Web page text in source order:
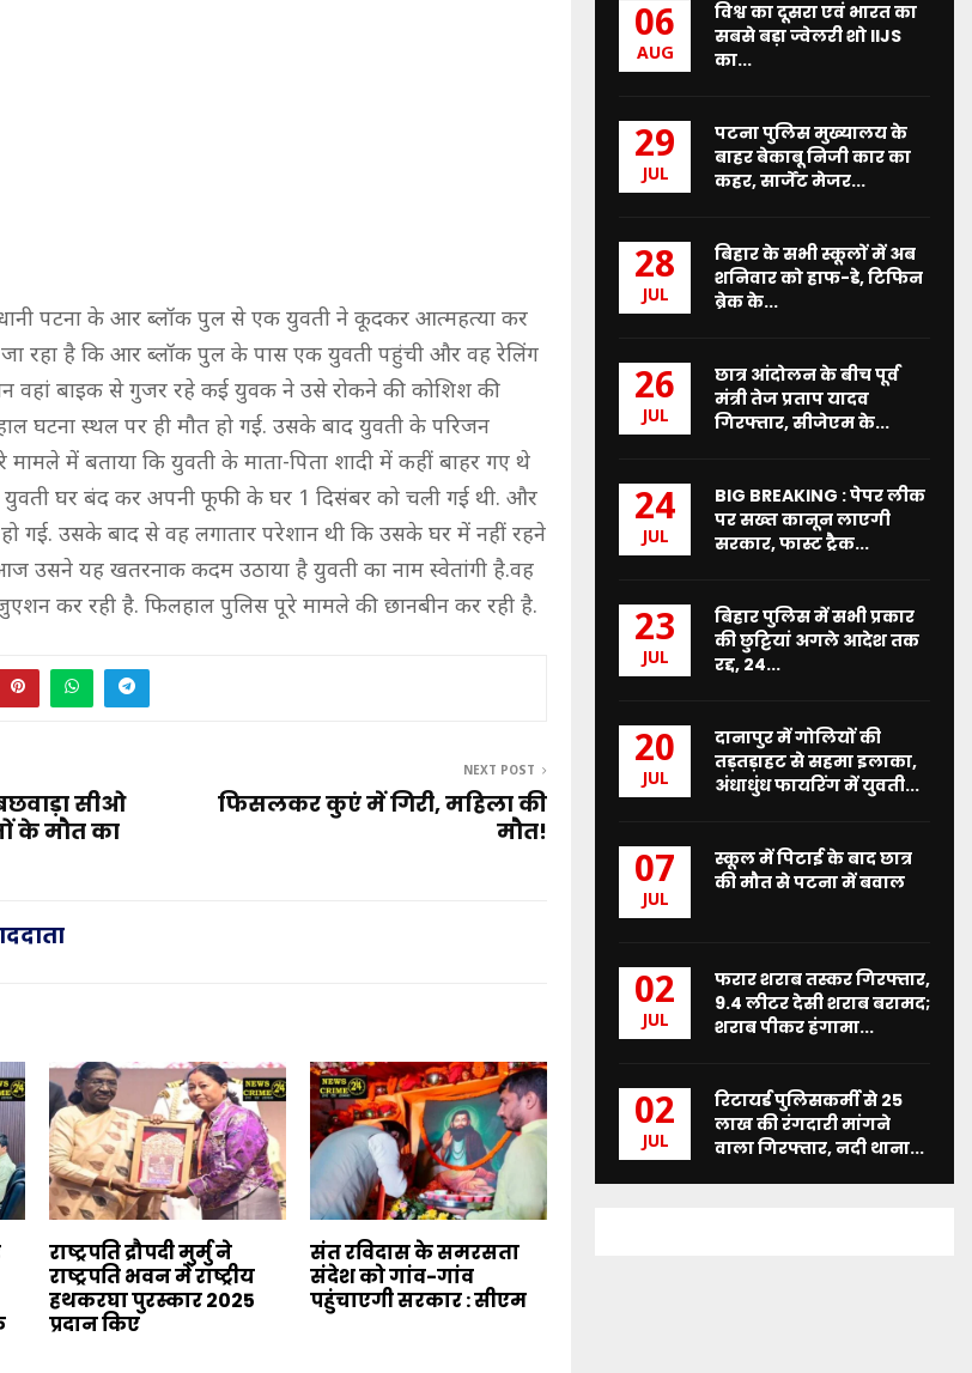
पटना के आर ब्लॉक पुल से एक युवती ने कूदकर आत्महत्या कर
जा रहा है कि आर ब्लॉक पुल के पास एक युवती पहुंची और वह रेलिंग
वहां बाइक से गुजर रहे कई युवक ने उसे रोकने की कोशिश की
घटना स्थल पर ही मौत हो गई. उसके बाद युवती के परिजन
में बताया कि युवती के माता-पिता शादी में कहीं बाहर गए थे
घर बंद कर अपनी फूफी के घर 1 दिसंबर को चली गई थी. और
गई. उसके बाद से वह लगातार परेशान थी कि उसके घर में नहीं रहने
उसने यह खतरनाक कदम उठाया है युवती का नाम स्वेतांगी है.वह
कर रही है. फिलहाल पुलिस पूरे मामले की छानबीन कर रही है.
सीओ
के मौत का
NEXT POST
फिसलकर कुएं में गिरी, महिला की
मौत!
राष्ट्रपति द्रौपदी मुर्मु ने
राष्ट्रपति भवन में राष्ट्रीय
हथकरघा पुरस्कार 2025
प्रदान किए
संत रविदास के समरसता
संदेश को गांव-गांव
पहुंचाएगी सरकार : सीएम
06
AUG
विश्व का दूसरा एवं भारत का
सबसे बड़ा ज्वेलरी शो IIJS
का...
29
JUL
पटना पुलिस मुख्यालय के
बाहर बेकाबू निजी कार का
कहर, सार्जेंट मेजर...
28
JUL
बिहार के सभी स्कूलों में अब
शनिवार को हाफ-डे, टिफिन
ब्रेक के...
26
JUL
छात्र आंदोलन के बीच पूर्व
मंत्री तेज प्रताप यादव
गिरफ्तार, सीजेएम के...
24
JUL
BIG BREAKING : पेपर लीक
पर सख्त कानून लाएगी
सरकार, फास्ट ट्रैक...
23
JUL
बिहार पुलिस में सभी प्रकार
की छुट्टियां अगले आदेश तक
रद्द, 24...
20
JUL
दानापुर में गोलियों की
तड़तड़ाहट से सहमा इलाका,
अंधाधुंध फायरिंग में युवती...
07
JUL
स्कूल में पिटाई के बाद छात्र
की मौत से पटना में बवाल
02
JUL
फरार शराब तस्कर गिरफ्तार,
9.4 लीटर देसी शराब बरामद;
शराब पीकर हंगामा...
02
JUL
रिटायर्ड पुलिसकर्मी से 25
लाख की रंगदारी मांगने
वाला गिरफ्तार, नदी थाना...